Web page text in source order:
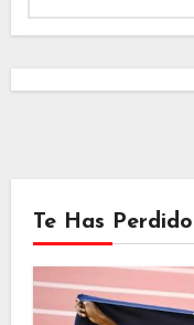
Te Has Perdido